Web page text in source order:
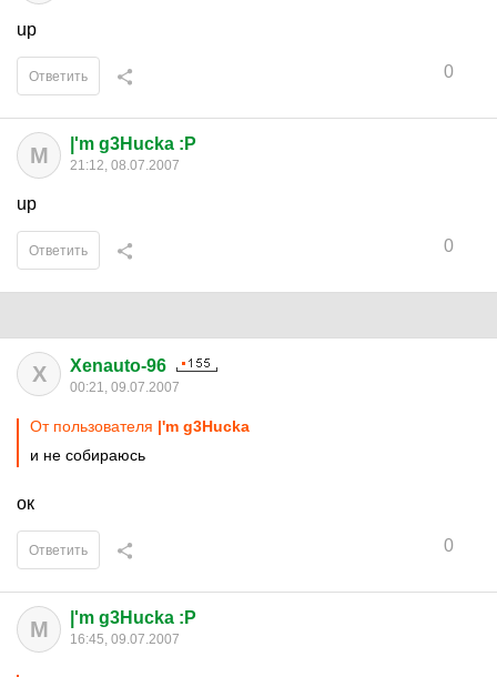
up
0
Ответить
M |'m g3Hucka :P
21:12, 08.07.2007
up
0
Ответить
X Xenauto-96
00:21, 09.07.2007
От пользователя |'m g3Hucka
и не собираюсь
ок
0
Ответить
M |'m g3Hucka :P
16:45, 09.07.2007